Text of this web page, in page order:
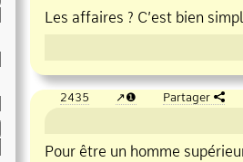
Les affaires ? C’est bien
2435 ❶ Partager
Pour être un homme